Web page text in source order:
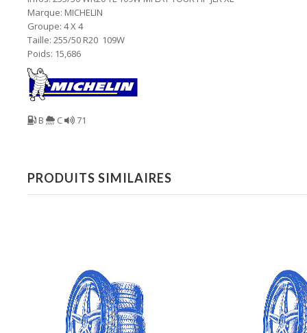
Marque: MICHELIN
Groupe: 4 X 4
Taille: 255/50 R20 109W
Poids: 15,686
B C 71
PRODUITS SIMILAIRES